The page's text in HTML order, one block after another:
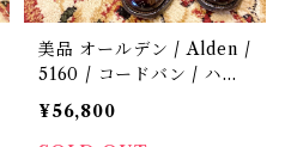
美品 オールデン / Alden /
5160 / コードバン / ハン
プトンラスト / 革靴 / 中
古 / 6 1/2 D(US)
¥56,800